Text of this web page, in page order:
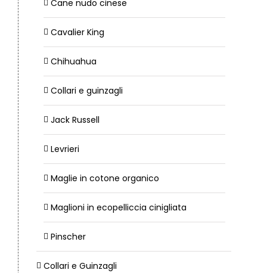
Cane nudo cinese
Cavalier King
Chihuahua
Collari e guinzagli
Jack Russell
Levrieri
Maglie in cotone organico
Maglioni in ecopelliccia cinigliata
Pinscher
Collari e Guinzagli